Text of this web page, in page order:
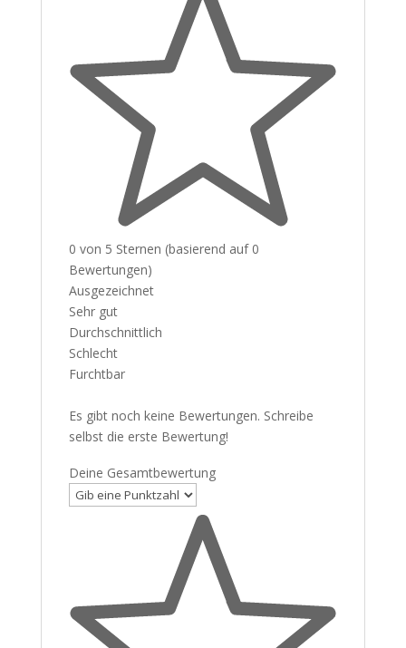
0 von 5 Sternen (basierend auf 0
Bewertungen)
Ausgezeichnet
Sehr gut
Durchschnittlich
Schlecht
Furchtbar
Es gibt noch keine Bewertungen. Schreibe
selbst die erste Bewertung!
Deine Gesamtbewertung